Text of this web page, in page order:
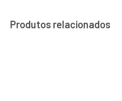
Produtos relacionados